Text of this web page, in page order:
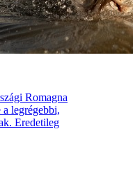
Romagna
legrégebbi,
Eredetileg